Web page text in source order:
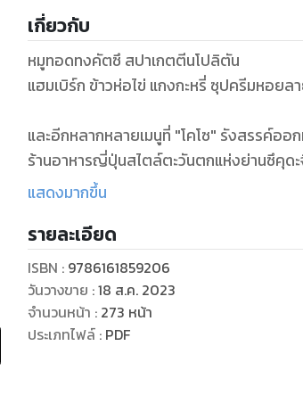
เกี่ยวกับ
หมูทอดทงคัตซึ สปาเกตตีนโปลิตัน
แฮมเบิร์ก ข้าวห่อไข่ แกงกะหรี่ ซุปครีมหอยล
และอีกหลากหลายเมนูที่ "โคโซ" รังสรรค์ออ
ร้านอาหารญี่ปุ่นสไตล์ตะวันตกแห่งย่านซึคุดะ
ที่เขาได้เริ่มเปิดร่วมกับ "อิจิโกะ" ภรรยาสุดที่รัก
แม้การเปิดร้านจะไม่ได้ราบรื่นสักเท่าไร
ทั้งยังมีเรื่องราวต่างๆจากลูกค้ามากหน้าหล
แต่นั่นก็ช่วยเติมเต็มหัวใจที่อ่อนล้าของทั้งสอ
จนร้านอาหารฮาจิเมะยังคงเป็นที่เลื่องลือแล
แสดงมากขึ้น
รายละเอียด
ISBN : 9786161859206
วันวางขาย :18 ส.ค. 2023
จำนวนหน้า : 273 หน้า
ประเภทไฟล์: PDF